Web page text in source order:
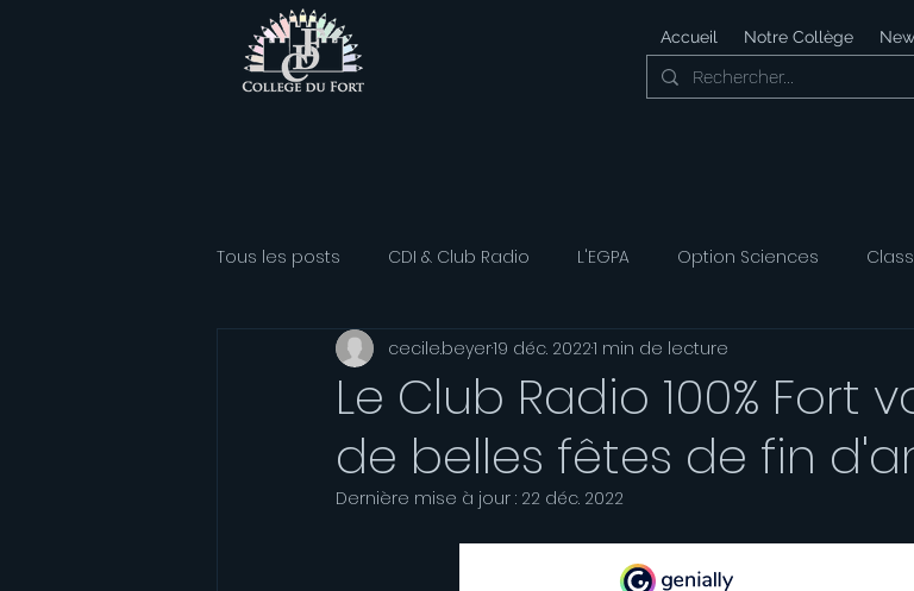
Accueil Notre Collège
Tous les posts CDI & Club Radio L'EGPA Option Sciences
Classe Athlétisme Option Développement Durable
Association sportive Français Option Musique Option
Le Club Radio 100% Fort
de belles fêtes de fin
cecile.beyer19 déc. 20221 min de lecture
Dernière mise à jour : 22 déc. 2022